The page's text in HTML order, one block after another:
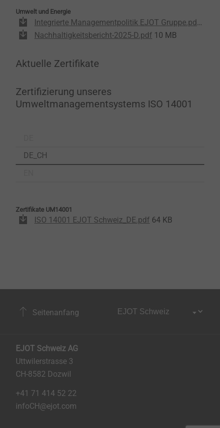
Umwelt und Energie
Integrierte Managementpolitik EJOT Gruppe.pdf
Nachhaltigkeitsbericht-2025-D.pdf 10 MB
Aktuelle Zertifikate
Zertifizierung unseres
Umweltmanagementsystems ISO 14001
DE_CH
Zertifikate UM14001
ISO 14001 EJOT Schweiz_DE.pdf 64 KB
Seitenanfang
EJOT Schweiz AG
Uttwilerstrasse 3
CH-8582 Dozwil
+41 71 414 52 22
infoCH@ejot.com